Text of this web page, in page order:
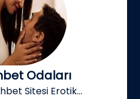
Odaları
Sitesi Erotik...